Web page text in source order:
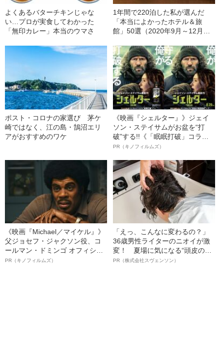
よくあるバターチキンじゃな
い…プロが実食してわかった
「無印カレー」本当のウマさ
1年間で220泊した私が選んだ
「本当によかったホテル＆旅
館」50選（2020年9月～12月
ポスト・コロナの家選び 茅ケ
崎ではなく、江の島・鵠沼エリ
アがおすすめのワケ
《映画『シェルター』》ジェイ
ソン・ステイサムがお盆を“打
破”する!!《「眠眠打破」コラ
ボ》
PR（キノフィルムズ）
《映画『Michael／マイケル』》
父ジョセフ・ジャクソン役、コ
ールマン・ドミンゴ オフィシャ
ルインタビュー“観客を魅了した
PR（キノフィルムズ）
「えっ、こんなに変わるの？」
36歳男性ライターのニオイが激
変！ 夏場に気になる“頭皮のニ
オイ”や“ベタつき”を解消す
PR（株式会社スヴェンソン）